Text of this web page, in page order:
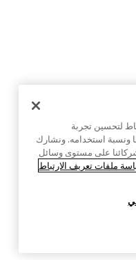
لتحسين تجربة
ونسبة استخدامه. ونشارك
على مستوى وسائل
ملفات تعريف الارتباط